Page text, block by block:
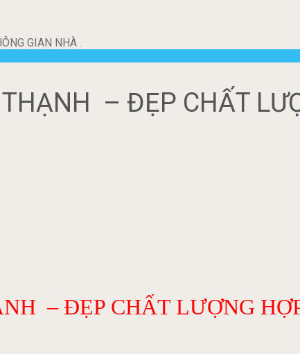
GIAN NHÀ .
– ĐẸP CHẤT
– ĐẸP CHẤT LƯỢNG